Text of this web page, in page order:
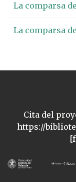
La comparsa
La comparsa
Cita del
https://